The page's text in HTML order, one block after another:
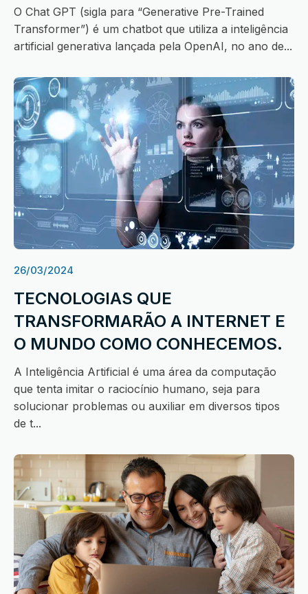
O Chat GPT (sigla para “Generative Pre-Trained
Transformer”) é um chatbot que utiliza a inteligência
artificial generativa lançada pela OpenAI, no ano de...
26/03/2024
TECNOLOGIAS QUE
TRANSFORMARÃO A INTERNET E
O MUNDO COMO CONHECEMOS.
A Inteligência Artificial é uma área da computação
que tenta imitar o raciocínio humano, seja para
solucionar problemas ou auxiliar em diversos tipos
de t...